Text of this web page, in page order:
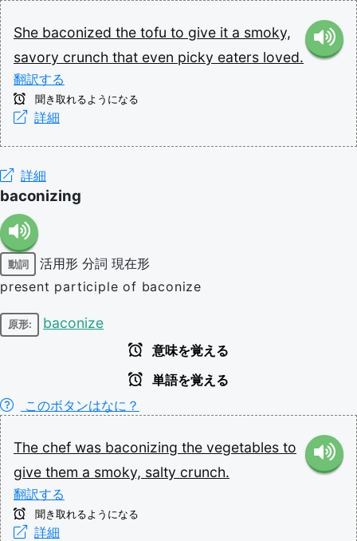
She baconized the tofu to give it a smoky,
savory crunch that even picky eaters loved.
翻訳する
聞き取れるようになる
詳細
詳細
baconizing
動詞 活用形 分詞 現在形
present participle of baconize
原形: baconize
意味を覚える
単語を覚える
このボタンはなに？
The chef was baconizing the vegetables to
give them a smoky, salty crunch.
翻訳する
聞き取れるようになる
詳細